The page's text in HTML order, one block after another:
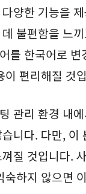
양한 기능을
불편함을 느
를 한국어로 변
이 편리해질 것
관리 환경 내
니다. 다만, 이
질 것입니다.
숙하지 않으면